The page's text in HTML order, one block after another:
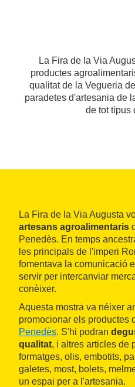
La Fira de la Via
productes
qualitat de la Vegueria
paradetes d'artesania de
de tot tipus
La Fira de la Via Augusta
artesans agroalimentaris
Penedès. En temps
les principals de l'imperi
fomentava la comunicació
servir per intercanviar
conèixer.
Aquesta mostra va néixer
promocionar els productes
Penedès. S'hi podran
qualitat, i altres articles de
formatges, olis, embotits,
galetes, most, bolets,
un espai per a l'artesania.